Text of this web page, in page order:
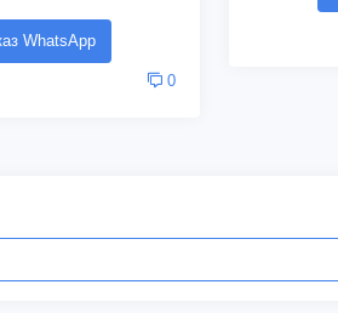
WhatsApp
0